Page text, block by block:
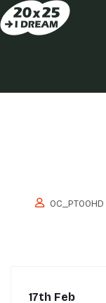
OC_PT0OHD
17th Feb